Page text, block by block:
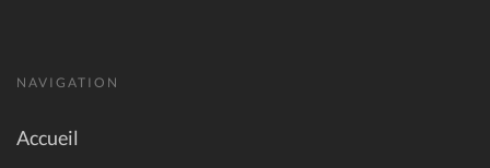
NAVIGATION
Accueil